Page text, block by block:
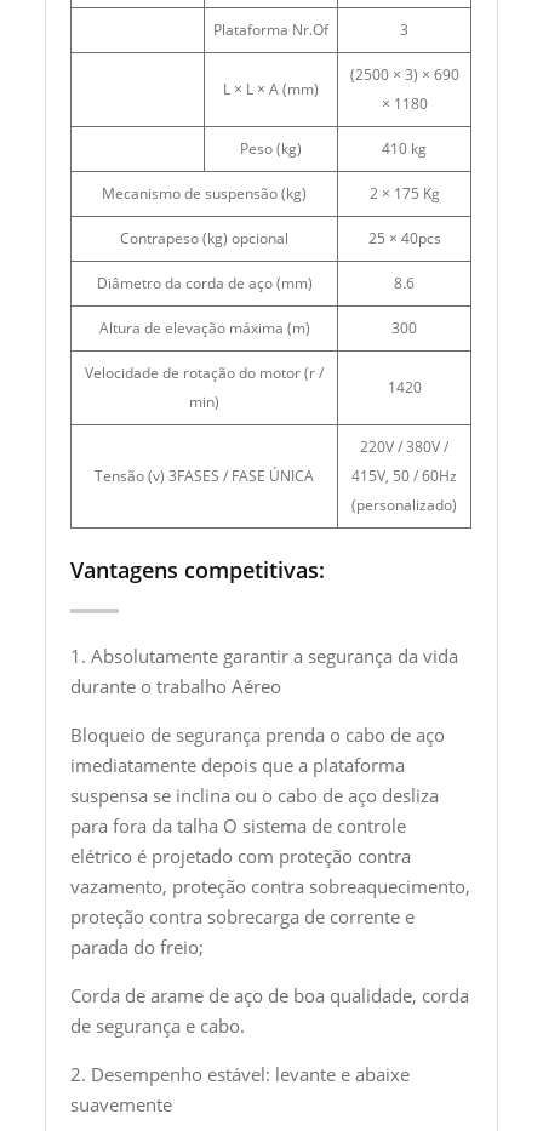
Plataforma Nr.Of 3
L × L × A (mm)
(2500 × 3) × 690
× 1180
Peso (kg) 410 kg
Mecanismo de suspensão (kg) 2 × 175 Kg
Contrapeso (kg) opcional 25 × 40pcs
Diâmetro da corda de aço (mm) 8.6
Altura de elevação máxima (m) 300
Velocidade de rotação do motor (r /
min)
1420
Tensão (v) 3FASES / FASE ÚNICA
220V / 380V /
415V, 50 / 60Hz
(personalizado)
Vantagens competitivas:
1. Absolutamente garantir a segurança da vida
durante o trabalho Aéreo
Bloqueio de segurança prenda o cabo de aço
imediatamente depois que a plataforma
suspensa se inclina ou o cabo de aço desliza
para fora da talha O sistema de controle
elétrico é projetado com proteção contra
vazamento, proteção contra sobreaquecimento,
proteção contra sobrecarga de corrente e
parada do freio;
Corda de arame de aço de boa qualidade, corda
de segurança e cabo.
2. Desempenho estável: levante e abaixe
suavemente